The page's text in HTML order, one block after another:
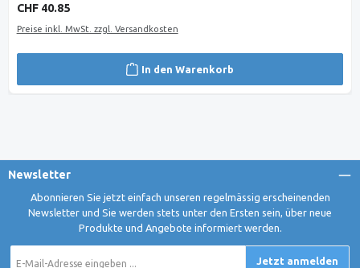
Regulärer Preis:
CHF 40.85
Preise inkl. MwSt. zzgl. Versandkosten
In den Warenkorb
Newsletter
Abonnieren Sie jetzt einfach unseren regelmässig erscheinenden
Newsletter und Sie werden stets unter den Ersten sein, über neue
Produkte und Angebote informiert werden.
Mail-
Jetzt anmelden